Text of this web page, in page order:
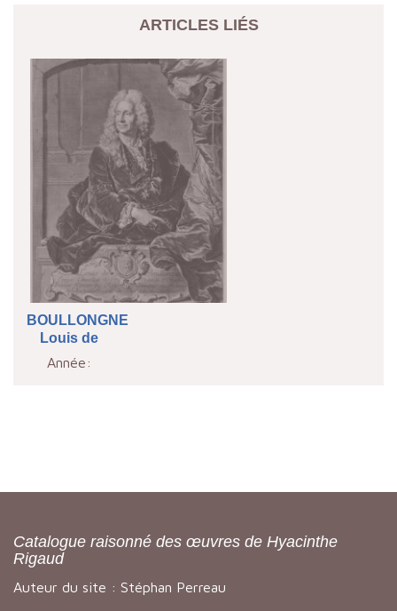
ARTICLES LIÉS
BOULLONGNE
Louis de
Année:
Catalogue raisonné des œuvres de Hyacinthe
Rigaud
Auteur du site : Stéphan Perreau